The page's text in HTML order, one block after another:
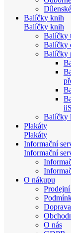
Balíčky knih
Balíčky knih
Balíčky
Balíčky
Balíčky
Balíčky
Plakáty
Plakáty
Informační
Informační
O nákupu
Prodejní
O nás